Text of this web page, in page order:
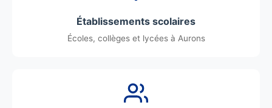
Établissements scolaires
Écoles, collèges et lycées à Aurons